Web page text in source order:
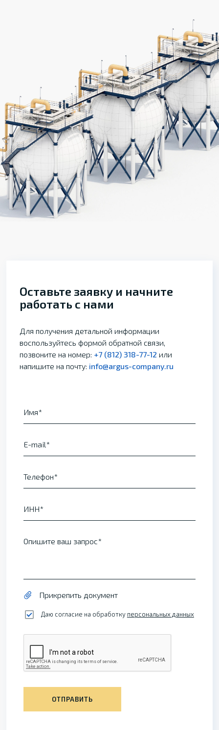
Оставьте заявку и начните
работать с нами
Для получения детальной информации
воспользуйтесь формой обратной связи,
позвоните на номер: +7 (812) 318-77-12 или
напишите на почту: info@argus-company.ru
Имя
E-mail
Телефон
ИНН
Опишите ваш запрос
Прикрепить документ
Даю согласие на обработку персональных данных
ОТПРАВИТЬ